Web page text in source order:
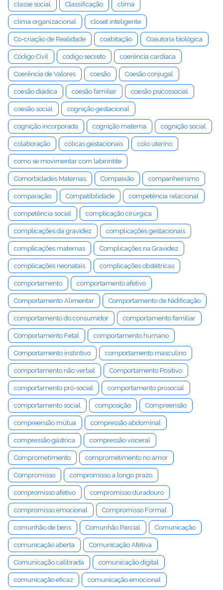
classe social Classificação clima
clima organizacional closet inteligente
Co-criação de Realidade coabitação Coautoria biológica
Código Civil código secreto coerência cardíaca
Coerência de Valores coesão Coesão conjugal
coesão diádica coesão familiar coesão psicossocial
coesão social cognição gestacional
cognição incorporada cognição materna cognição social
colaboração cólicas gestacionais colo uterino
como se movimentar com labirintite
Comorbidades Maternas Compaixão companheirismo
comparação Compatibilidade competência relacional
competência social complicação cirúrgica
complicações da gravidez complicações gestacionais
complicações maternas Complicações na Gravidez
complicações neonatais complicações obstétricas
comportamento comportamento afetivo
Comportamento Alimentar Comportamento de Nidificação
comportamento do consumidor comportamento familiar
Comportamento Fetal comportamento humano
Comportamento instintivo comportamento masculino
comportamento não verbal Comportamento Positivo
comportamento pró-social comportamento prosocial
comportamento social composição Compreensão
compreensão mútua compressão abdominal
compressão gástrica compressão visceral
Comprometimento comprometimento no amor
Compromisso compromisso a longo prazo
compromisso afetivo compromisso duradouro
compromisso emocional Compromisso Formal
comunhão de bens Comunhão Parcial Comunicação
comunicação aberta Comunicação Afetiva
Comunicação calibrada comunicação digital
comunicação eficaz comunicação emocional